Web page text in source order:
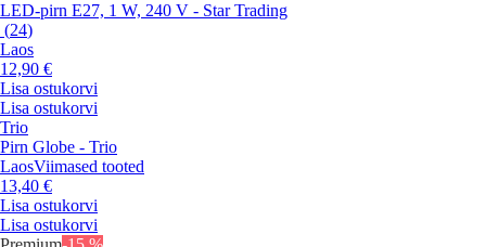
LED-pirn E27, 1 W, 240 V - Star Trading
(24)
Laos
12,90 €
Lisa ostukorvi
Lisa ostukorvi
Trio
Pirn Globe - Trio
LaosViimased tooted
13,40 €
Lisa ostukorvi
Lisa ostukorvi